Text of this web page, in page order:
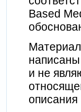
Based
и не
описания